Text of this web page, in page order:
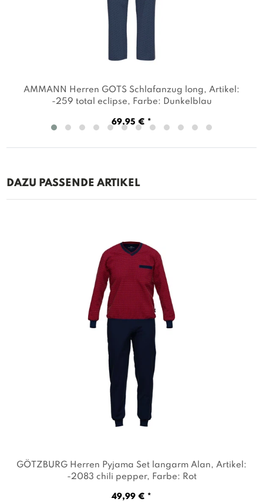
AMMANN Herren GOTS Schlafanzug long, Artikel:
-259 total eclipse, Farbe: Dunkelblau
69,95 € *
DAZU PASSENDE ARTIKEL
GÖTZBURG Herren Pyjama Set langarm Alan , Artikel:
-2083 chili pepper, Farbe: Rot
49,99 € *